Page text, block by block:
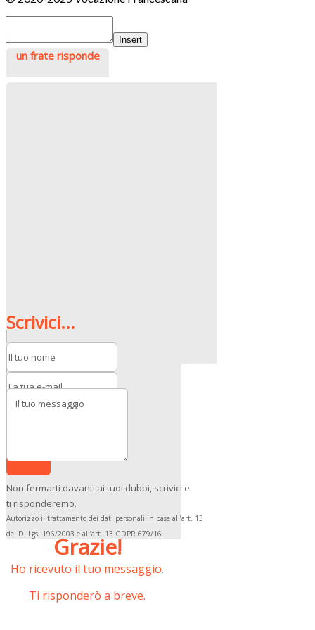
Insert
un frate risponde
Scrivici...
Non fermarti davanti ai tuoi dubbi, scrivici e
ti risponderemo.
Autorizzo il trattamento dei dati personali in base all’art. 13
del D. Lgs. 196/2003 e all’art. 13 GDPR 679/16
Grazie!
Ho ricevuto il tuo messaggio.
Ti risponderò a breve.